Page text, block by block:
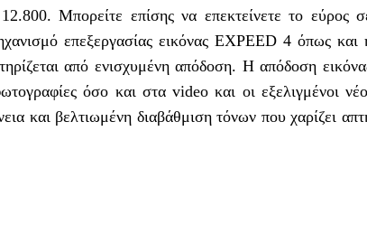
Μπορείτε επίσης να επεκτείνετε το εύρος
επεξεργασίας εικόνας EXPEED 4 όπως και
από ενισχυμένη απόδοση. Η απόδοση
όσο και στα video και οι εξελιγμένοι
και βελτιωμένη διαβάθμιση τόνων που χαρίζει